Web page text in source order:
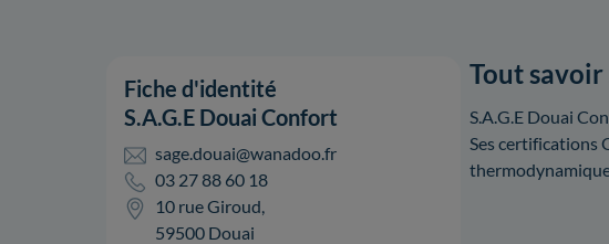
Fiche d'identité
S.A.G.E Douai Confort
sage.douai@wanadoo.fr
03 27 88 60 18
10 rue Giroud,
59500 Douai
Tout savoir
S.A.G.E Douai
Ses certifications